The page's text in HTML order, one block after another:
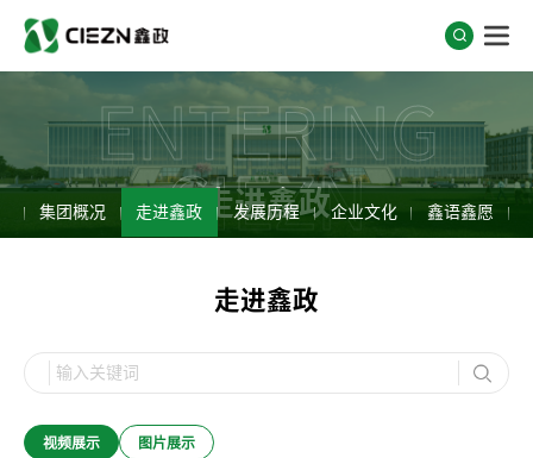
ENTERING
CIEZN
走进鑫政
集团概况 走进鑫政 发展历程 企业文化 鑫语鑫愿
走进鑫政
视频展示 图片展示